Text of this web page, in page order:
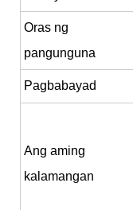
Oras ng
pangunguna
Pagbabayad
Ang aming
kalamangan